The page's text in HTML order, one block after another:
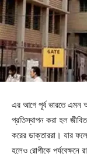
এর আগে পূর্ব ভারতে এমন
প্রতিস্থাপন করা হল
করের ডাক্তাররা। যার
হলেও রোগীকে পর্যবেক্ষনে